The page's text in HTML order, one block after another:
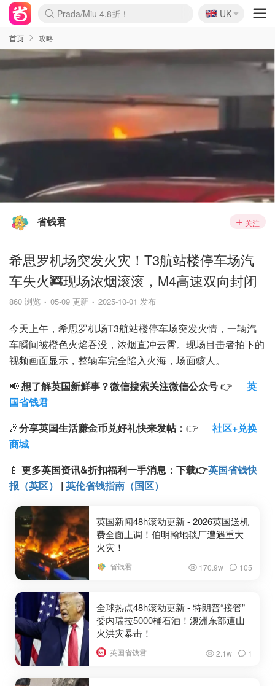
Prada/Miu 4.8折！
🇬🇧
UK
首页 攻略
省钱君 关注
希思罗机场突发火灾！T3航站楼停车场汽
车失火🚒现场浓烟滚滚，M4高速双向封闭
860 浏览 05-09 更新 2025-10-01 发布
今天上午，希思罗机场T3航站楼停车场突发火情，一辆汽
车瞬间被橙色火焰吞没，浓烟直冲云霄。现场目击者拍下的
视频画面显示，整辆车完全陷入火海，场面骇人。
📢想了解英国新鲜事？微信搜索关注微信公众号👉
英
国省钱君
🎉分享英国生活赚金币兑好礼快来发帖： 👉
社区+兑换
商城
📱 更多英国资讯&折扣福利一手消息： 下载👉英国省钱快
报（英区）
| 英伦省钱指南（国区）
英国新闻48h滚动更新 - 2026英国送机
费全面上调！伯明翰地毯厂遭遇重大
火灾！
省钱君 170.9w 105
全球热点48h滚动更新 - 特朗普“接管”
委内瑞拉5000桶石油！澳洲东部遭山
火洪灾暴击！
英国省钱君 2.1w 1